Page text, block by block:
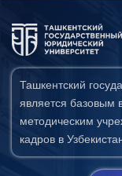
Ташкентский
является базовым
методическим
кадров в